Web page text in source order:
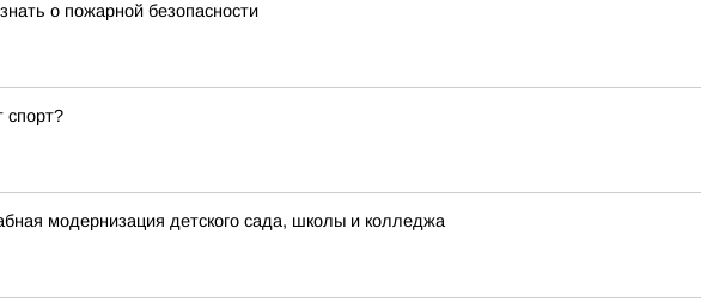
о пожарной безопасности
спорт?
модернизация детского сада, школы и колледжа